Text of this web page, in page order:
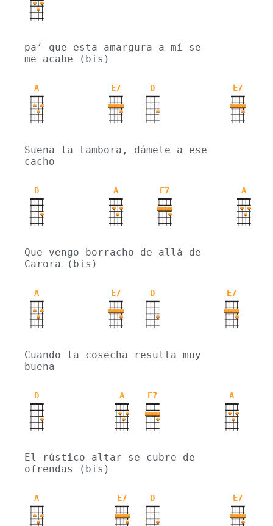
pa‘ que esta amargura a mí se
me acabe (bis)
A E7 D E7
Suena la tambora, dámele a ese
cacho
D A E7 A
Que vengo borracho de allá de
Carora (bis)
A E7 D E7
Cuando la cosecha resulta muy
buena
D A E7 A
El rústico altar se cubre de
ofrendas (bis)
A E7 D E7